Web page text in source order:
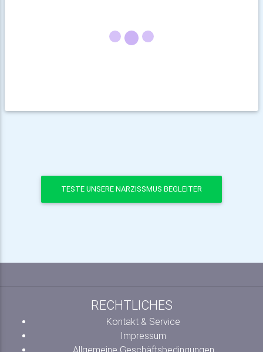
TESTE UNSERE NARZISSMUS BEGLEITER
RECHTLICHES
Kontakt & Service
Impressum